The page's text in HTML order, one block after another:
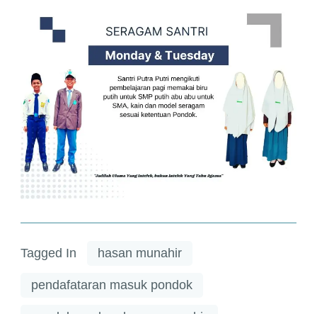
Tagged In hasan munahir
pendafataran masuk pondok